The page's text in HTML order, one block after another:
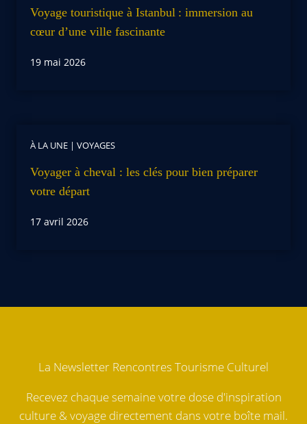
Voyage touristique à Istanbul : immersion au
cœur d’une ville fascinante
19 mai 2026
À LA UNE | VOYAGES
Voyager à cheval : les clés pour bien préparer
votre départ
17 avril 2026
La Newsletter Rencontres Tourisme Culturel
Recevez chaque semaine votre dose d'inspiration
culture & voyage directement dans votre boîte mail.